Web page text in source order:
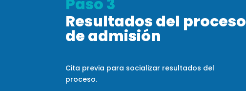
Paso 3
Resultados del proceso
de admisión
Cita previa para socializar resultados del
proceso.